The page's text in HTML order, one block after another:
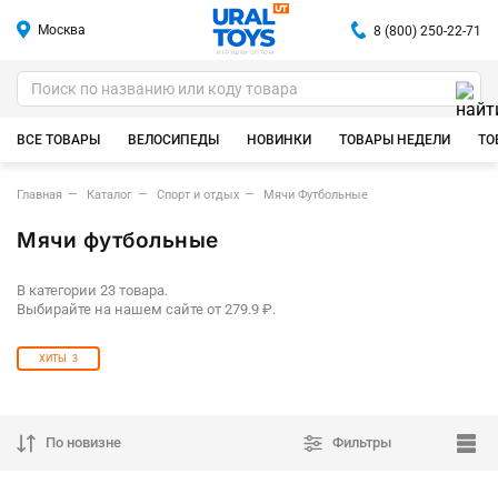
Москва
ИГРУШКИ ОПТОМ
8 (800) 250-22-71
ВСЕ ТОВАРЫ ВЕЛОСИПЕДЫ НОВИНКИ ТОВАРЫ НЕДЕЛИ
Главная Каталог Спорт и отдых Мячи Футбольные
Мячи футбольные
В категории 23 товара.
Выбирайте на нашем сайте от 279.9 ₽.
ХИТЫ 3
По новизне Фильтры